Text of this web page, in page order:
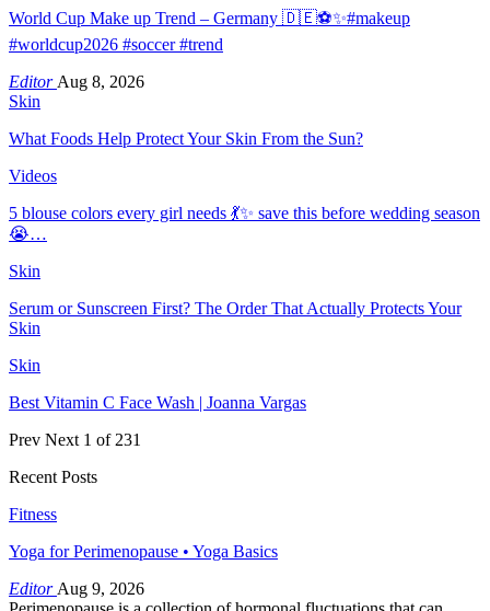
World Cup Make up Trend – Germany 🇩🇪⚽️✨#makeup
#worldcup2026 #soccer #trend
Editor Aug 8, 2026
Skin
What Foods Help Protect Your Skin From the Sun?
Videos
5 blouse colors every girl needs 💃✨ save this before wedding season
😭…
Skin
Serum or Sunscreen First? The Order That Actually Protects Your
Skin
Skin
Best Vitamin C Face Wash | Joanna Vargas
Prev Next 1 of 231
Recent Posts
Fitness
Yoga for Perimenopause • Yoga Basics
Editor Aug 9, 2026